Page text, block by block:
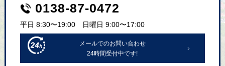
0138-87-0472
平日 8:30〜19:00 日曜日 9:00〜17:00
メールでのお問い合わせ
24時間受付中です!